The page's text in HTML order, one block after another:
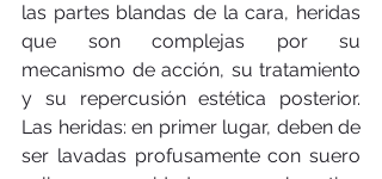
las partes blandas de la cara, heridas
que son complejas por su
mecanismo de acción, su tratamiento
y su repercusión estética posterior.
Las heridas: en primer lugar, deben de
ser lavadas profusamente con suero